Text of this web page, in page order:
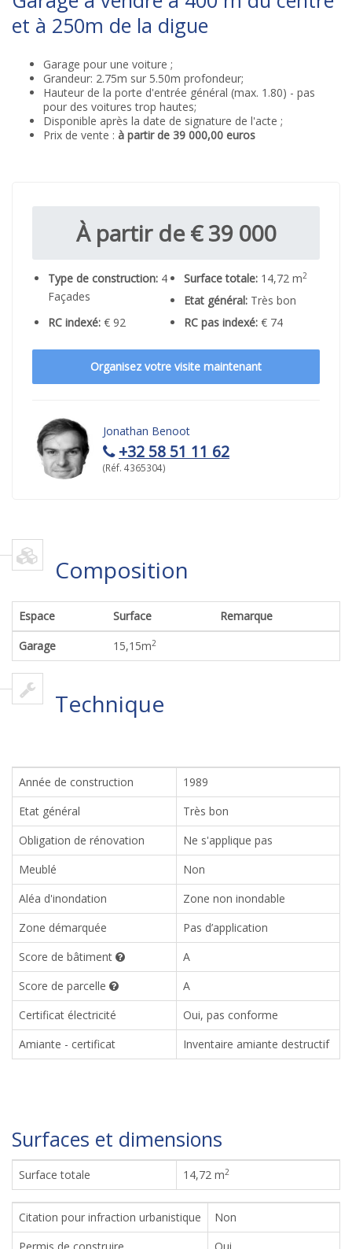
et à 250m de la digue
Garage pour une voiture ;
Grandeur: 2.75m sur 5.50m profondeur;
Hauteur de la porte d'entrée général (max. 1.80) - pas
pour des voitures trop hautes;
Disponible après la date de signature de l'acte ;
Prix de vente : à partir de 39 000,00 euros
À partir de € 39 000
Type de construction: 4
Façades
Surface totale: 14,72 m2
Etat général: Très bon
RC indexé: € 92 RC pas indexé: € 74
Organisez votre visite maintenant
Jonathan Benoot
+32 58 51 11 62
(Réf. 4365304)
Composition
Espace Surface
Remarque
Garage
15,15m2
Technique
Année de construction
1989
Etat général
Très bon
Obligation de rénovation
Ne s'applique pas
Meublé
Non
Aléa d'inondation
Zone non inondable
Zone démarquée
Pas d’application
Score de bâtiment
A
Score de parcelle
A
Certificat électricité
Oui, pas conforme
Amiante - certificat
Inventaire amiante destructif
Surfaces et dimensions
Surface totale 14,72 m2
Citation pour infraction urbanistique
Non